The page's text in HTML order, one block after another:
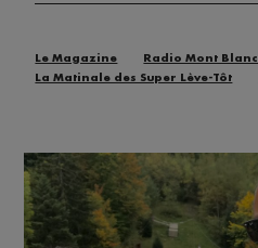
Le Magazine Radio Mont Blanc
La Matinale des Super Lève-Tôt